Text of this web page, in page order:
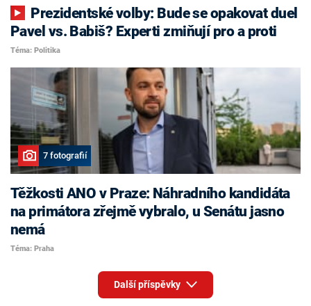
Pavel vs. Babiš? Experti zmiňují pro a proti
Téma: Politika
7 fotografií
Těžkosti ANO v Praze: Náhradního kandidáta
na primátora zřejmě vybralo, u Senátu jasno
nemá
Téma: Praha
Další příspěvky